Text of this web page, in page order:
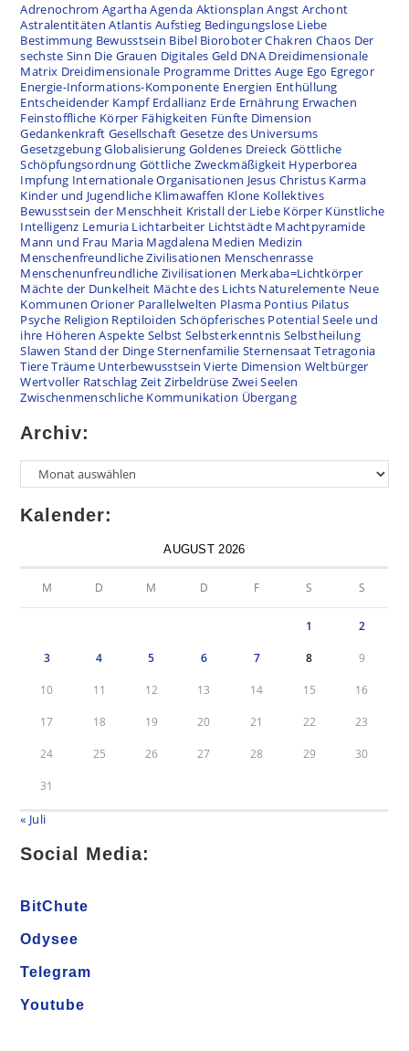
Adrenochrom AgarthaAgenda Aktionsplan Angst Archont
Astralentitäten Atlantis Aufstieg Bedingungslose Liebe
Bestimmung Bewusstsein Bibel BioroboterChakren Chaos Der
sechste Sinn Die Grauen Digitales Geld DNA Dreidimensionale
Matrix Dreidimensionale Programme Drittes Auge Ego Egregor
Energie-Informations-Komponente Energien Enthüllung
Entscheidender Kampf Erdallianz Erde Ernährung Erwachen
Feinstoffliche Körper Fähigkeiten Fünfte Dimension
Gedankenkraft Gesellschaft Gesetze des Universums
GesetzgebungGlobalisierung Goldenes Dreieck Göttliche
Schöpfungsordnung Göttliche Zweckmäßigkeit Hyperborea
Impfung Internationale Organisationen Jesus Christus Karma
Kinder und Jugendliche Klimawaffen Klone Kollektives
Bewusstsein der Menschheit Kristall der Liebe Körper Künstliche
Intelligenz Lemuria Lichtarbeiter Lichtstädte Machtpyramide
Mann und Frau Maria Magdalena Medien Medizin
Menschenfreundliche Zivilisationen Menschenrasse
Menschenunfreundliche Zivilisationen Merkaba=Lichtkörper
Mächte der Dunkelheit Mächte des Lichts Naturelemente Neue
Kommunen Orioner Parallelwelten Plasma Pontius Pilatus
Psyche Religion Reptiloiden Schöpferisches PotentialSeele und
ihre Höheren Aspekte Selbst Selbsterkenntnis Selbstheilung
Slawen Stand der DingeSternenfamilie SternensaatTetragonia
TiereTräume Unterbewusstsein Vierte Dimension Weltbürger
Wertvoller Ratschlag ZeitZirbeldrüse Zwei Seelen
Zwischenmenschliche Kommunikation Übergang
Archiv:
Kalender:
AUGUST 2026
M D M D F S S
1 2
3 4 5 6 7 8 9
10 11 12 13 14 15 16
17 18 19 20 21 22 23
24 25 26 27 28 29 30
31
« Juli
Social Media:
BitChute
Odysee
Telegram
Youtube